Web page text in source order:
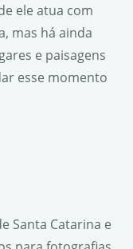
ele atua com
mas há ainda
e paisagens
esse momento
Santa Catarina e